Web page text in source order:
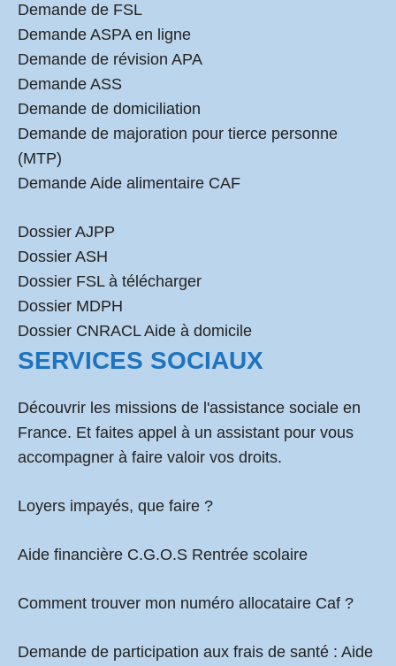
Demande de FSL
Demande ASPA en ligne
Demande de révision APA
Demande ASS
Demande de domiciliation
Demande de majoration pour tierce personne
(MTP)
Demande Aide alimentaire CAF
Dossier AJPP
Dossier ASH
Dossier FSL à télécharger
Dossier MDPH
Dossier CNRACL Aide à domicile
SERVICES SOCIAUX
Découvrir les missions de l'assistance sociale en
France. Et faites appel à un assistant pour vous
accompagner à faire valoir vos droits.
Loyers impayés, que faire ?
Aide financière C.G.O.S Rentrée scolaire
Comment trouver mon numéro allocataire Caf ?
Demande de participation aux frais de santé : Aide